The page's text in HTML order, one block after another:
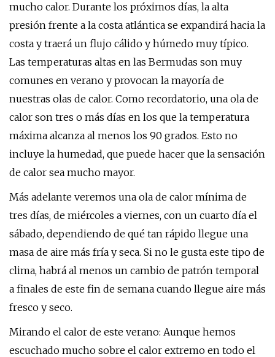
mucho calor. Durante los próximos días, la alta
presión frente a la costa atlántica se expandirá hacia la
costa y traerá un flujo cálido y húmedo muy típico.
Las temperaturas altas en las Bermudas son muy
comunes en verano y provocan la mayoría de
nuestras olas de calor. Como recordatorio, una ola de
calor son tres o más días en los que la temperatura
máxima alcanza al menos los 90 grados. Esto no
incluye la humedad, que puede hacer que la sensación
de calor sea mucho mayor.
Más adelante veremos una ola de calor mínima de
tres días, de miércoles a viernes, con un cuarto día el
sábado, dependiendo de qué tan rápido llegue una
masa de aire más fría y seca. Si no le gusta este tipo de
clima, habrá al menos un cambio de patrón temporal
a finales de este fin de semana cuando llegue aire más
fresco y seco.
Mirando el calor de este verano: Aunque hemos
escuchado mucho sobre el calor extremo en todo el